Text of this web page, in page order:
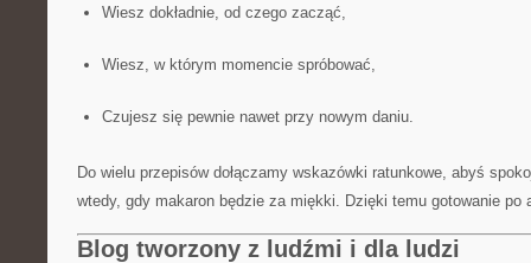
Wiesz dokładnie, od czego zacząć,
Wiesz, w którym momencie spróbować,
Czujesz się pewnie nawet przy nowym daniu.
Do wielu przepisów dołączamy wskazówki ratunkowe, abyś
wtedy, gdy makaron będzie za miękki. Dzięki temu gotowanie po
Blog tworzony z ludźmi i dla ludzi